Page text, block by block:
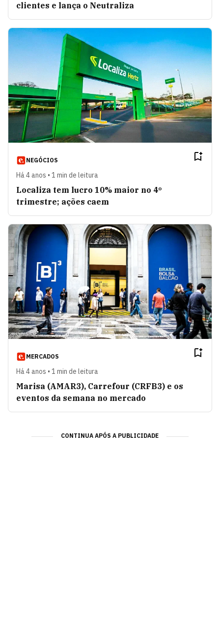
clientes e lança o Neutraliza
NEGÓCIOS
Há 4 anos • 1 min de leitura
Localiza tem lucro 10% maior no 4º
trimestre; ações caem
MERCADOS
Há 4 anos • 1 min de leitura
Marisa (AMAR3), Carrefour (CRFB3) e os
eventos da semana no mercado
CONTINUA APÓS A PUBLICIDADE